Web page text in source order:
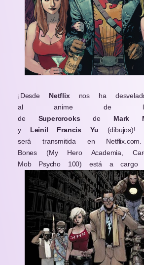
¡Desde Netflixnos ha
al anime de los
de Supercrooksde Mark
y Leinil Francis Yu (dibujos)!
será transmitida en
Bones (My Hero Academia,
Mob Psycho 100) está a cargo